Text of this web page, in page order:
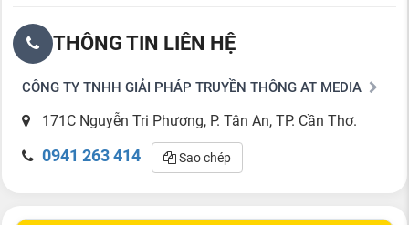
THÔNG TIN LIÊN HỆ
CÔNG TY TNHH GIẢI PHÁP TRUYỀN THÔNG AT MEDIA
171C Nguyễn Tri Phương, P. Tân An, TP. Cần Thơ.
0941 263 414 Sao chép